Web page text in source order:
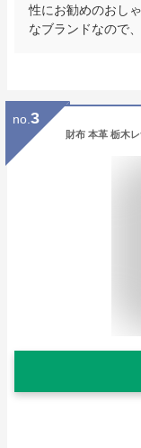
性にお勧めのおし
なブランドなので
no. 3